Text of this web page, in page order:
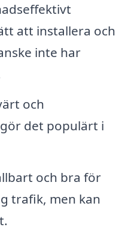
att installera och
inte har
och
det populärt i
och bra för
trafik, men kan